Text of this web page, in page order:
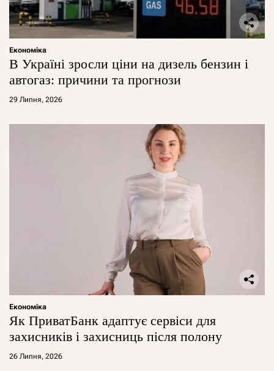
Економіка
В Україні зросли ціни на дизель бензин і
автогаз: причини та прогнози
29 Липня, 2026
Економіка
Як ПриватБанк адаптує сервіси для
захисників і захисниць після полону
26 Липня, 2026